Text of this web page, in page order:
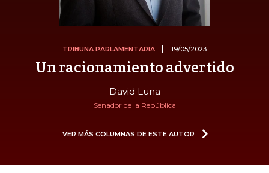
TRIBUNA PARLAMENTARIA 19/05/2023
Un racionamiento advertido
David Luna
Senador de la República
VER MÁS COLUMNAS DE ESTE AUTOR